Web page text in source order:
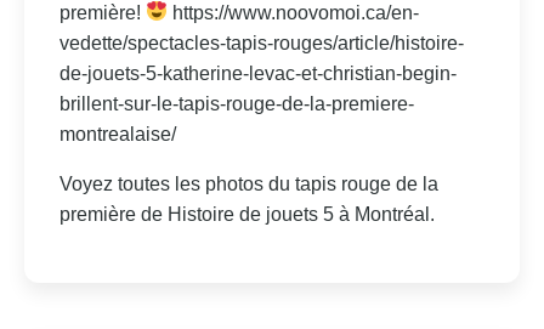
première!
https://www.noovomoi.ca/en-
vedette/spectacles-tapis-rouges/article/histoire-
de-jouets-5-katherine-levac-et-christian-begin-
brillent-sur-le-tapis-rouge-de-la-premiere-
montrealaise/
Voyez toutes les photos du tapis rouge de la
première de Histoire de jouets 5 à Montréal.